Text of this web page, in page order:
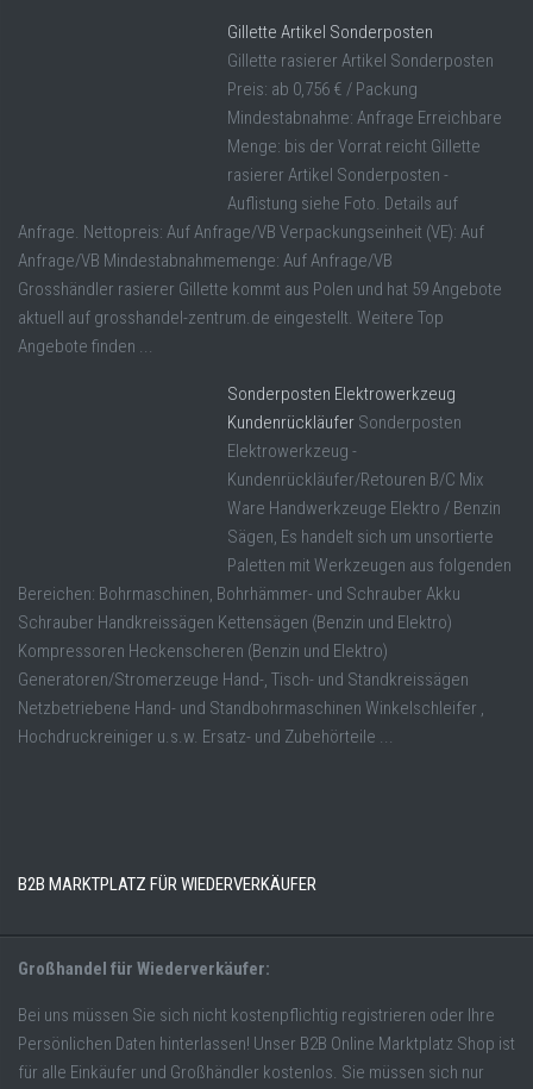
Gillette Artikel Sonderposten
Gillette rasierer Artikel Sonderposten
Preis: ab 0,756 € / Packung
Mindestabnahme: Anfrage Erreichbare
Menge: bis der Vorrat reicht Gillette
rasierer Artikel Sonderposten -
Auflistung siehe Foto. Details auf
Anfrage. Nettopreis: Auf Anfrage/VB Verpackungseinheit (VE): Auf
Anfrage/VB Mindestabnahmemenge: Auf Anfrage/VB
Grosshändler rasierer Gillette kommt aus Polen und hat 59 Angebote
aktuell auf grosshandel-zentrum.de eingestellt. Weitere Top
Angebote finden ...
Sonderposten Elektrowerkzeug
Kundenrückläufer Sonderposten
Elektrowerkzeug -
Kundenrückläufer/Retouren B/C Mix
Ware Handwerkzeuge Elektro / Benzin
Sägen, Es handelt sich um unsortierte
Paletten mit Werkzeugen aus folgenden
Bereichen: Bohrmaschinen, Bohrhämmer- und Schrauber Akku
Schrauber Handkreissägen Kettensägen (Benzin und Elektro)
Kompressoren Heckenscheren (Benzin und Elektro)
Generatoren/Stromerzeuge Hand-, Tisch- und Standkreissägen
Netzbetriebene Hand- und Standbohrmaschinen Winkelschleifer ,
Hochdruckreiniger u.s.w. Ersatz- und Zubehörteile ...
B2B MARKTPLATZ FÜR WIEDERVERKÄUFER
Großhandel für Wiederverkäufer:
Bei uns müssen Sie sich nicht kostenpflichtig registrieren oder Ihre
Persönlichen Daten hinterlassen! Unser B2B Online Marktplatz Shop ist
für alle Einkäufer und Großhändler kostenlos. Sie müssen sich nur